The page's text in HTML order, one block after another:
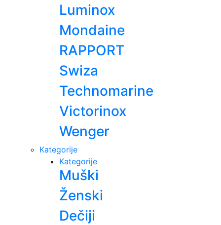
Luminox
Mondaine
RAPPORT
Swiza
Technomarine
Victorinox
Wenger
Kategorije
Kategorije
Muški
Ženski
Dečiji